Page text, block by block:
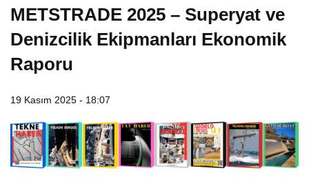
METSTRADE 2025 – Superyat ve
Denizcilik Ekipmanları Ekonomik
Raporu
19 Kasım 2025 - 18:07